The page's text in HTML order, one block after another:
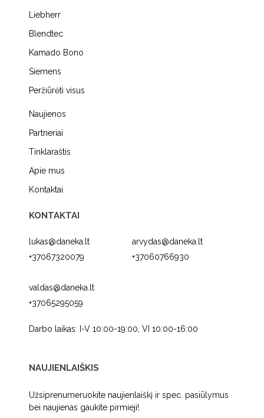
Liebherr
Blendtec
Kamado Bono
Siemens
Peržiūrėti visus
Naujienos
Partneriai
Tinklaraštis
Apie mus
Kontaktai
KONTAKTAI
lukas@daneka.lt
+37067320079
arvydas@daneka.lt
+37060766930
valdas@daneka.lt
+37065295059
Darbo laikas: I-V 10:00-19:00, VI 10:00-16:00
NAUJIENLAIŠKIS
Užsiprenumeruokite naujienlaiškį ir spec. pasiūlymus
bei naujienas gaukite pirmieji!